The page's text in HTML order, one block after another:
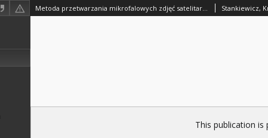
Metoda przetwarzania mikrofalowych zdjęć satelitarnych terenów o urozmaiconej rzeźbie z wykorzystaniem numerycznego modelu terenu
This publication is